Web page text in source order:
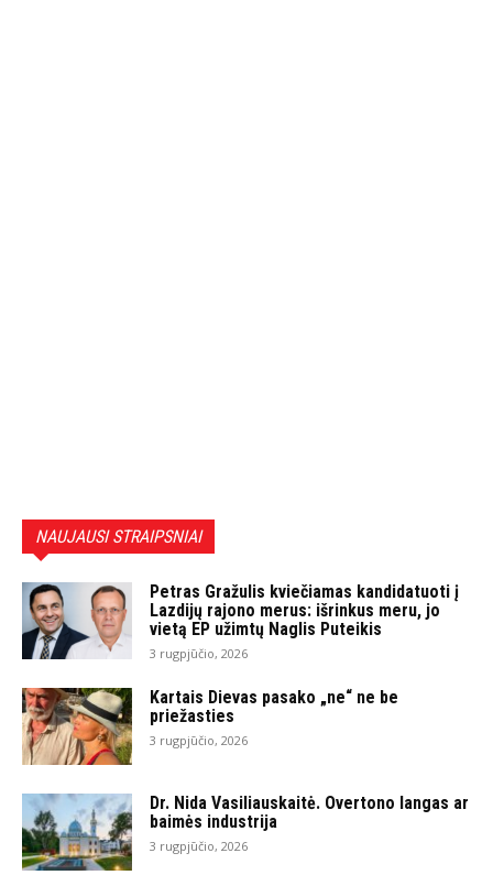
NAUJAUSI STRAIPSNIAI
Petras Gražulis kviečiamas kandidatuoti į
Lazdijų rajono merus: išrinkus meru, jo
vietą EP užimtų Naglis Puteikis
3 rugpjūčio, 2026
Kartais Dievas pasako „ne“ ne be
priežasties
3 rugpjūčio, 2026
Dr. Nida Vasiliauskaitė. Overtono langas ar
baimės industrija
3 rugpjūčio, 2026